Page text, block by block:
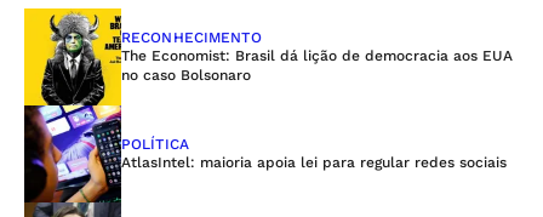
RECONHECIMENTO
The Economist: Brasil dá lição de democracia aos EUA
no caso Bolsonaro
POLÍTICA
AtlasIntel: maioria apoia lei para regular redes sociais